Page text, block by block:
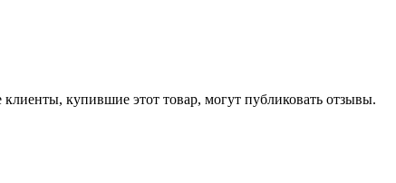
клиенты, купившие этот товар, могут публиковать отзывы.